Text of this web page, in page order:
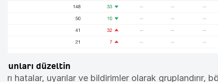
düzeltin
hatalar, uyarılar ve bildirimler olarak gruplandırır,